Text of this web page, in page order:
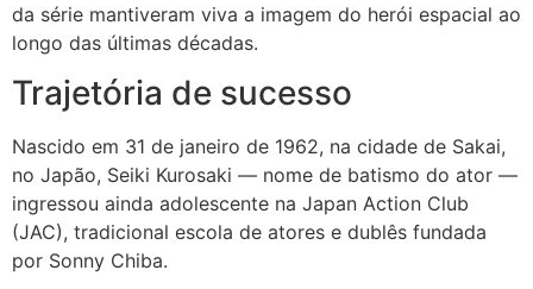
da série mantiveram viva a imagem do herói espacial ao
longo das últimas décadas.
Trajetória de sucesso
Nascido em 31 de janeiro de 1962, na cidade de Sakai,
no Japão, Seiki Kurosaki — nome de batismo do ator —
ingressou ainda adolescente na Japan Action Club
(JAC), tradicional escola de atores e dublês fundada
por Sonny Chiba.